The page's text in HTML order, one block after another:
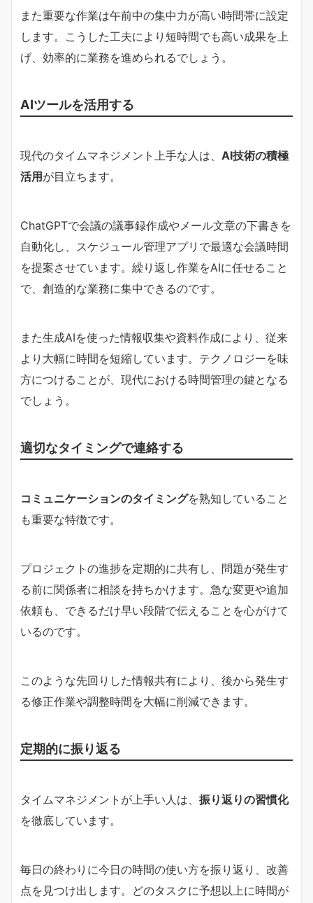
また重要な作業は午前中の集中力が高い時間帯に設定
します。こうした工夫により短時間でも高い成果を上
げ、効率的に業務を進められるでしょう。
AIツールを活用する
現代のタイムマネジメント上手な人は、 AI技術の積極
活用が目立ちます。
ChatGPTで会議の議事録作成やメール文章の下書きを
自動化し、スケジュール管理アプリで最適な会議時間
を提案させています。繰り返し作業をAIに任せること
で、創造的な業務に集中できるのです。
また生成AIを使った情報収集や資料作成により、従来
より大幅に時間を短縮しています。テクノロジーを味
方につけることが、現代における時間管理の鍵となる
でしょう。
適切なタイミングで連絡する
コミュニケーションのタイミングを熟知していること
も重要な特徴です。
プロジェクトの進捗を定期的に共有し、問題が発生す
る前に関係者に相談を持ちかけます。急な変更や追加
依頼も、できるだけ早い段階で伝えることを心がけて
いるのです。
このような先回りした情報共有により、後から発生す
る修正作業や調整時間を大幅に削減できます。
定期的に振り返る
タイムマネジメントが上手い人は、 振り返りの習慣化
を徹底しています。
毎日の終わりに今日の時間の使い方を振り返り、改善
点を見つけ出します。どのタスクに予想以上に時間が